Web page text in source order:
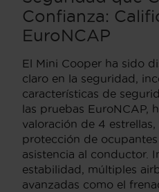
Confianza:
EuroNCAP
El Mini Cooper ha sido
claro en la seguridad,
características de
las pruebas EuroNCAP,
valoración de 4
protección de
asistencia al conductor.
estabilidad, múltiples
avanzadas como el